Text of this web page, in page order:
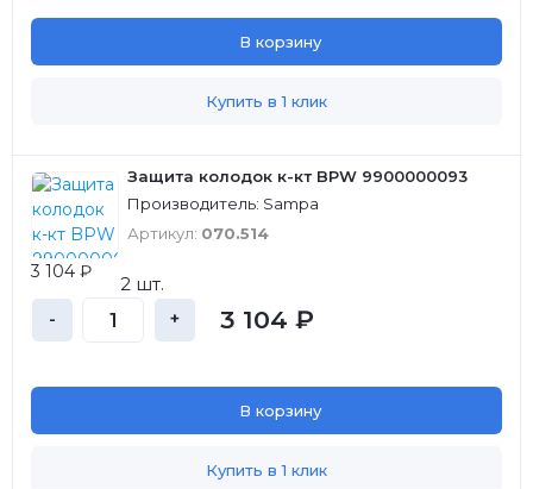
В корзину
Купить в 1 клик
Защита колодок к-кт BPW 9900000093
Производитель: Sampa
Артикул: 070.514
3 104 ₽
2 шт.
- + 3 104 ₽
В корзину
Купить в 1 клик